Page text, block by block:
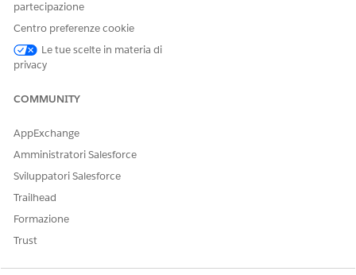
Per iniziare a integrare
utilizzare le app di integrazione MuleSoft.
VEDERE ANCHE:
account finanziari in tempo reale
l'integrazione
QUESTO ARTICOLO HA RISOLTO IL PROBLEMA?
partecipazione
Centro preferenze cookie
Le tue scelte in materia di
privacy
COMMUNITY
AppExchange
Amministratori Salesforce
Sviluppatori Salesforce
Trailhead
Formazione
Trust